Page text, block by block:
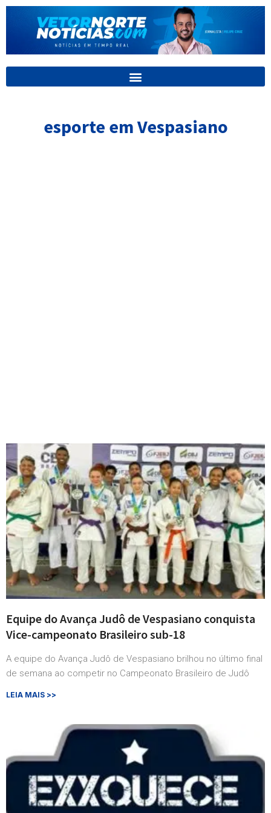
para
conteúdo
esporte em Vespasiano
Equipe do Avança Judô de Vespasiano conquista
Vice-campeonato Brasileiro sub-18
A equipe do Avança Judô de Vespasiano brilhou no último final
de semana ao competir no Campeonato Brasileiro de Judô
LEIA MAIS >>